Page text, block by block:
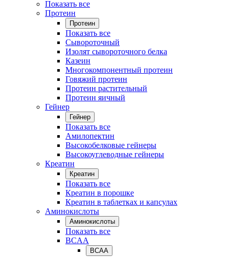
Показать все
Протеин
Протеин
Показать все
Сывороточный
Изолят сывороточного белка
Казеин
Многокомпонентный протеин
Говяжий протеин
Протеин растительный
Протеин яичный
Гейнер
Гейнер
Показать все
Амилопектин
Высокобелковые гейнеры
Высокоуглеводные гейнеры
Креатин
Креатин
Показать все
Креатин в порошке
Креатин в таблетках и капсулах
Аминокислоты
Аминокислоты
Показать все
BCAA
BCAA